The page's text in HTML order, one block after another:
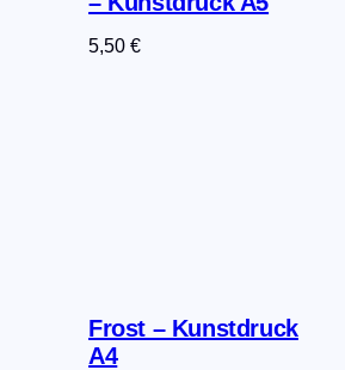
5,50€
Frost – Kunstdruck
A4